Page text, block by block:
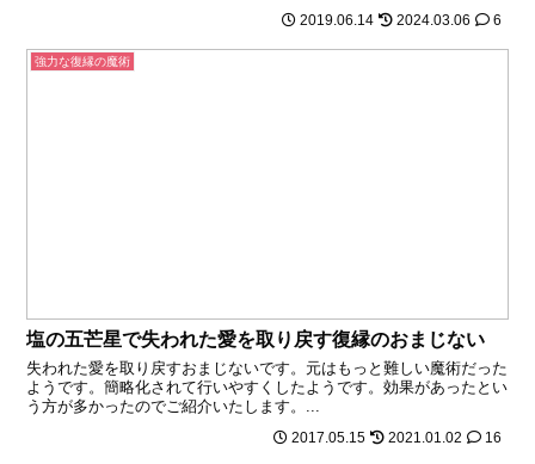
2019.06.14 2024.03.06 6
強力な復縁の魔術
塩の五芒星で失われた愛を取り戻す復縁のおまじない
失われた愛を取り戻すおまじないです。元はもっと難しい魔術だった
ようです。簡略化されて行いやすくしたようです。効果があったとい
う方が多かったのでご紹介いたします。...
2017.05.15 2021.01.02 16